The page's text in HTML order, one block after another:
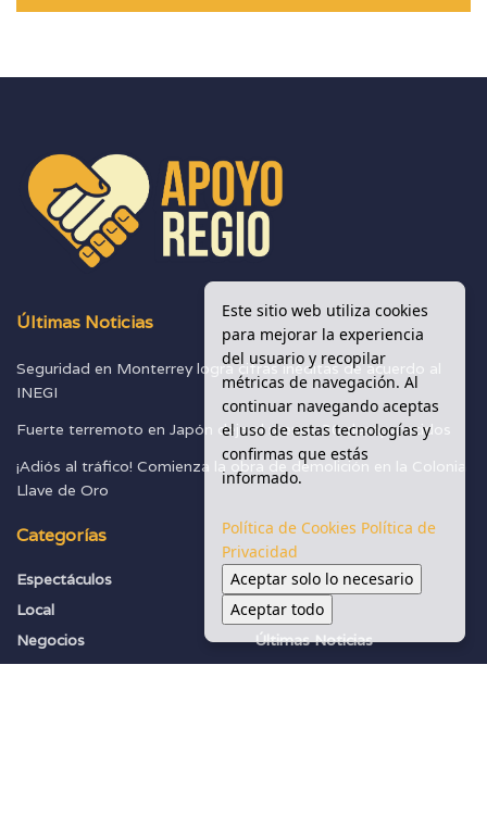
Últimas Noticias
Seguridad en Monterrey logra cifras inéditas de acuerdo al
INEGI
Fuerte terremoto en Japón deja al menos 30 desaparecidos
¡Adiós al tráfico! Comienza la obra de demolición en la Colonia
Llave de Oro
Categorías
Espectáculos
Local
Negocios
Política
Seguridad
Sociedad
Últimas Noticias
Vialidades
Este sitio web utiliza cookies
para mejorar la experiencia
del usuario y recopilar
métricas de navegación. Al
continuar navegando aceptas
el uso de estas tecnologías y
confirmas que estás
informado.
Política de Cookies Política de
Privacidad
Aceptar solo lo necesario
Aceptar todo